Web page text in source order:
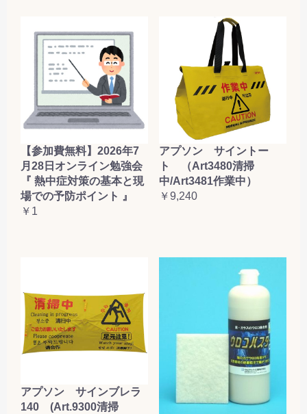
【参加費無料】2026年7
月28日オンライン勉強会
『 熱中症対策の基本と現
場での予防ポイント 』
￥1
アプソン サイントー
ト （Art3480清掃
中/Art3481作業中）
￥9,240
アプソン サインブレラ
140 (Art.9300清掃